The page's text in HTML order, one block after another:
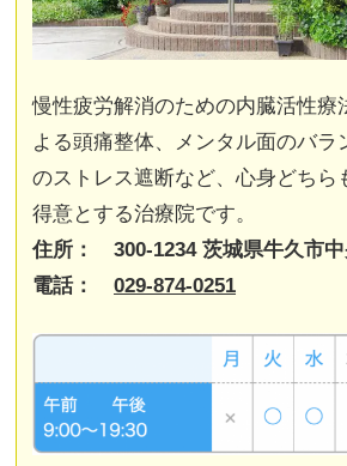
慢性疲労解消のための内臓活性療
よる頭痛整体、メンタル面のバラ
のストレス遮断など、心身どちら
得意とする治療院です。
住所： 300-1234 茨城県牛久市中
電話：029-874-0251